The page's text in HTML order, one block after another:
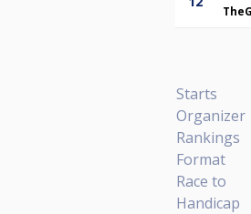
Starts
Organizer
Rankings
Format
Race to
Handicap